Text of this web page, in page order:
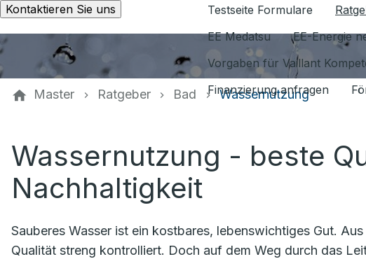
Kontaktieren Sie uns Testseite Formulare
EE Medatsu
EE-Energie
Vorgaben für Vaillant
Finanzierung anfragen
Master Ratgeber Bad Wassernutzung
Wassernutzung - beste
Nachhaltigkeit
Sauberes Wasser ist ein kostbares, lebenswichtiges Gut.
Qualität streng kontrolliert. Doch auf dem Weg durch das